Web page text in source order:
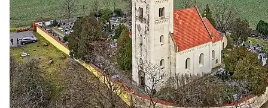
Jakými nástroji navrhujete vstupovat z pozice ÚMČ Praha
13 do procesů developerské výstavby např. v lokalitě
Třebonice a Chaby, kterou umožňuje nově schválený
Metropolitn...